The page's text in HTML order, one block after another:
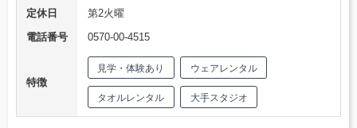
定休日
第2火曜
電話番号
0570-00-4515
特徴
見学・体験あり ウェアレンタル
タオルレンタル 大手スタジオ